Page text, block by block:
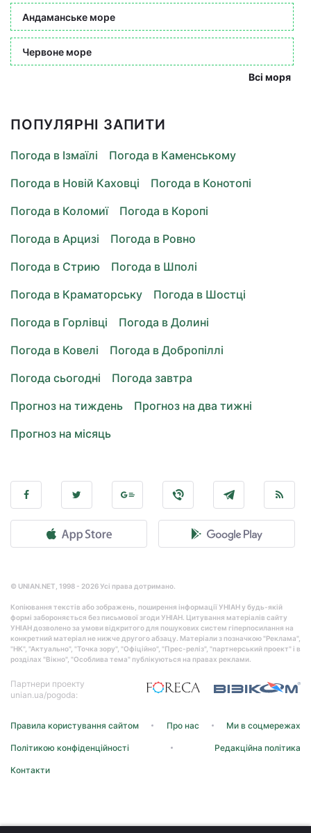
Андаманське море
Червоне море
Всі моря
ПОПУЛЯРНІ ЗАПИТИ
Погода в Ізмаїлі
Погода в Каменському
Погода в Новій Каховці
Погода в Конотопі
Погода в Коломиї
Погода в Коропі
Погода в Арцизі
Погода в Ровно
Погода в Стрию
Погода в Шполі
Погода в Краматорську
Погода в Шостці
Погода в Горлівці
Погода в Долині
Погода в Ковелі
Погода в Добропіллі
Погода сьогодні
Погода завтра
Прогноз на тиждень
Прогноз на два тижні
Прогноз на місяць
© UNIAN.NET, 1998 - 2026 Усі права дотримано.
Копіювання текстів або зображень, поширення інформації УНІАН у будь-якій
формі забороняється без письмової згоди УНІАН. Цитування матеріалів сайту
УНІАН дозволено за умови відкритого для пошукових систем гіперпосилання на
конкретний матеріал не нижче другого абзацу. Матеріали з позначкою "Реклама",
"НК", "Актуально", "Точка зору", "Офіційно", "Прес-реліз", "партнерський проект" і в
розділах "Вікно", "Особлива тема" публікуються на правах реклами.
Партнери проекту
unian.ua/pogoda:
Правила користування сайтом Про нас Ми в соцмережах
Політикою конфіденційності Редакційна політика
Контакти